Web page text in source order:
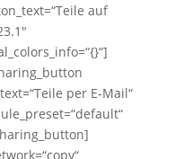
auf
per E-Mail“